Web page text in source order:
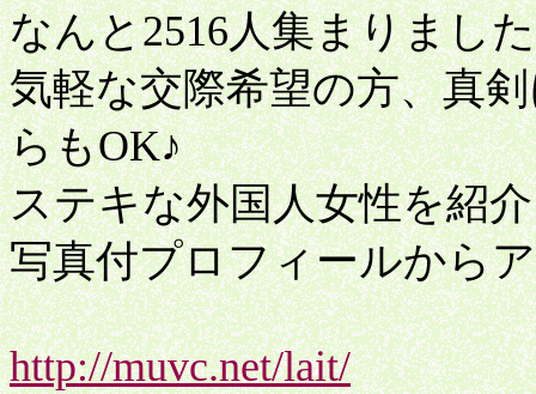
なんと2516人集まりまし
気軽な交際希望の方、真
らもOK♪
ステキな外国人女性を紹
写真付プロフィールから
http://muvc.net/lait/